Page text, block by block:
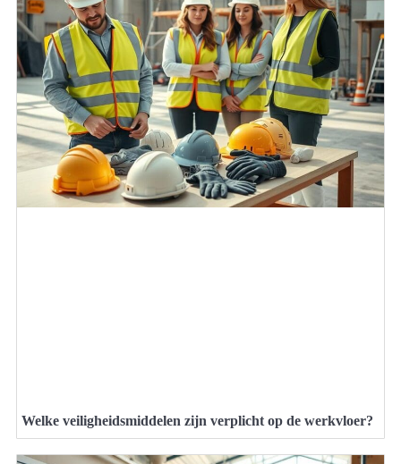
Welke veiligheidsmiddelen zijn verplicht op de werkvloer?